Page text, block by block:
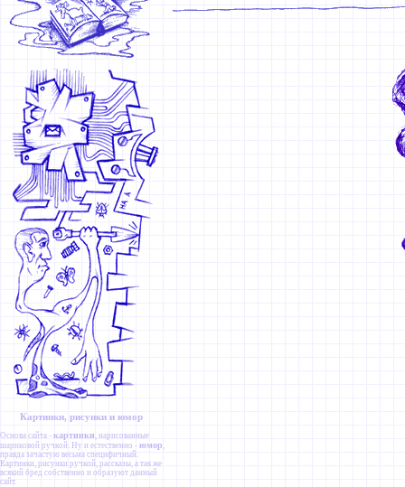
Картинки, рисунки и юмор
Основа сайта - картинки , нарисованные
шариковой ручкой. Ну и естественно - юмор ,
правда зачастую весьма специфичный.
Картинки, рисунки ручкой, рассказы, а так же
всякий бред собственно и образуют данный
сайт.